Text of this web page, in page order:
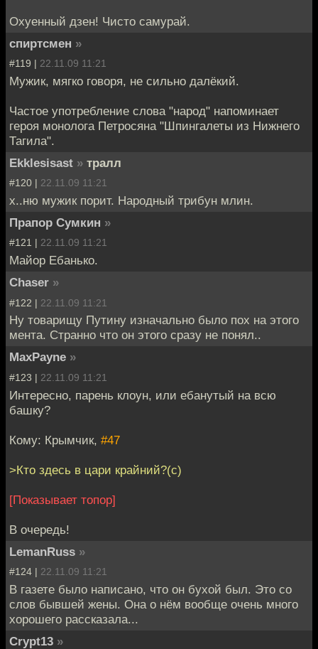
Охуенный дзен! Чисто самурай.
спиртсмен »
#119 | 22.11.09 11:21
Мужик, мягко говоря, не сильно далёкий.
Частое употребление слова "народ" напоминает
героя монолога Петросяна "Шпингалеты из Нижнего
Тагила".
Ekklesisast » тралл
#120 | 22.11.09 11:21
х..ню мужик порит. Народный трибун млин.
Прапор Сумкин »
#121 | 22.11.09 11:21
Майор Ебанько.
Chaser »
#122 | 22.11.09 11:21
Ну товарищу Путину изначально было пох на этого
мента. Странно что он этого сразу не понял..
MaxPayne »
#123 | 22.11.09 11:21
Интересно, парень клоун, или ебанутый на всю
башку?
Кому: Крымчик, #47
>Кто здесь в цари крайний?(с)
[Показывает топор]
В очередь!
LemanRuss »
#124 | 22.11.09 11:21
В газете было написано, что он бухой был. Это со
слов бывшей жены. Она о нём вообще очень много
хорошего рассказала...
Crypt13 »